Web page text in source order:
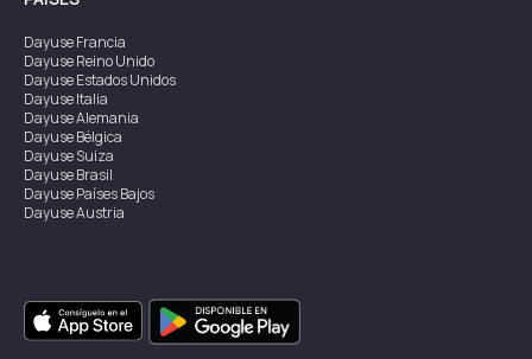
DayuseFrancia
DayuseReino Unido
DayuseEstados Unidos
DayuseItalia
DayuseAlemania
DayuseBélgica
DayuseSuiza
DayuseBrasil
DayusePaíses Bajos
DayuseAustria
DayuseSingapur
DayuseSuecia
DayuseTailandia